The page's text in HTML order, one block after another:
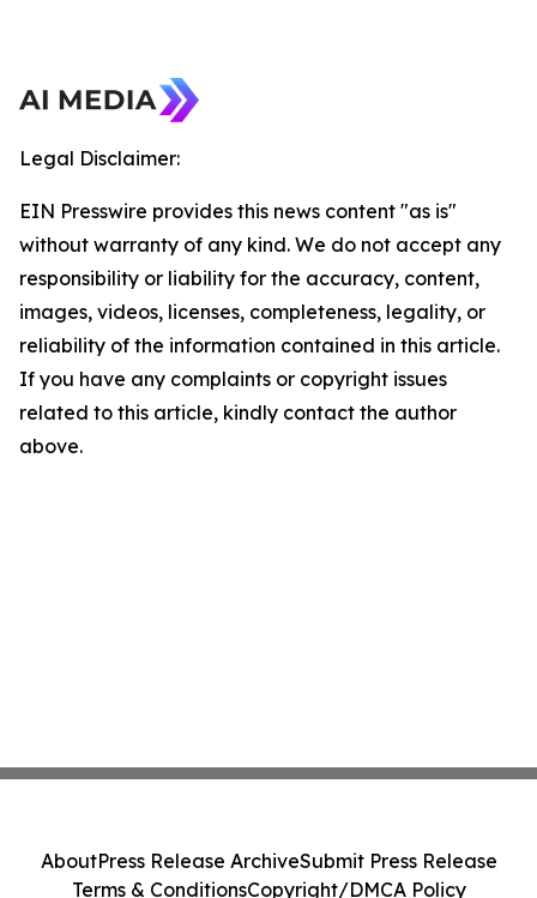
Legal Disclaimer:
EIN Presswire provides this news content "as is"
without warranty of any kind. We do not accept any
responsibility or liability for the accuracy, content,
images, videos, licenses, completeness, legality, or
reliability of the information contained in this article.
If you have any complaints or copyright issues
related to this article, kindly contact the author
above.
AboutPress Release ArchiveSubmit Press Release
Terms & ConditionsCopyright/DMCA Policy